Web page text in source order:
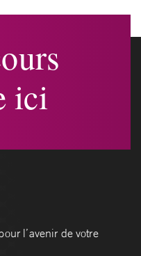
ici
l’avenir de votre